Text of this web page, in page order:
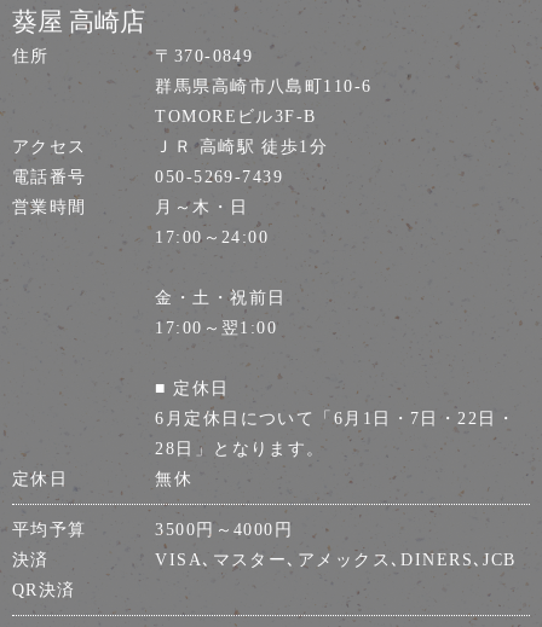
葵屋 高崎店
住所
〒370-0849
群馬県高崎市八島町110-6
TOMOREビル3F-B
アクセス
ＪＲ 高崎駅 徒歩1分
電話番号
050-5269-7439
営業時間
月～木・日
17:00～24:00
金・土・祝前日
17:00～翌1:00
■ 定休日
6月定休日について「6月1日・7日・22日・
28日」となります。
定休日
無休
平均予算
3500円～4000円
決済
VISA､マスター､アメックス､DINERS､JCB
QR決済